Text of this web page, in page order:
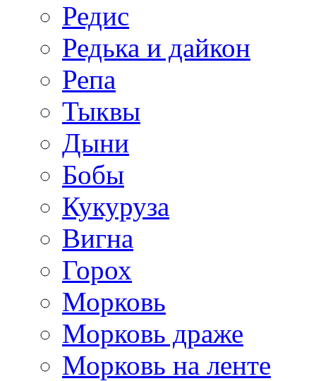
Редис
Редька и дайкон
Репа
Тыквы
Дыни
Бобы
Кукуруза
Вигна
Горох
Морковь
Морковь драже
Морковь на ленте